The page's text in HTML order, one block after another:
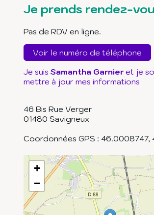
Je prends rendez-
Pas de RDV en ligne.
Voir le numéro de téléphone
Je suis Samantha Garnier et je
mettre à jour mes informations
46 Bis Rue Verger
01480 Savigneux
Coordonnées GPS : 46.0008747,
+
−